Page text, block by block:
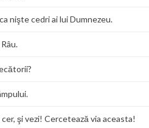
nişte cedri ai lui Dumnezeu.
şi vezi! Cercetează via aceasta!